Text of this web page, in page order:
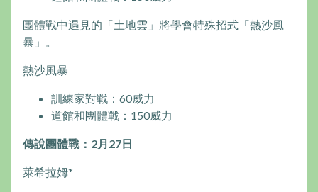
團體戰中遇見的「土地雲」將學會特殊招式「熱沙風
暴」。
熱沙風暴
訓練家對戰：60威力
道館和團體戰：150威力
傳說團體戰：2月27日
萊希拉姆*